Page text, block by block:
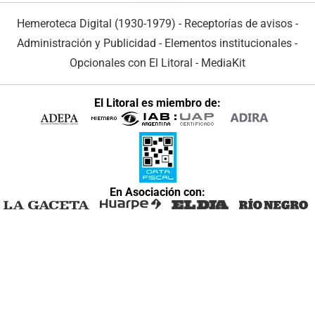
Hemeroteca Digital (1930-1979) - Receptorías de avisos -
Administración y Publicidad - Elementos institucionales -
Opcionales con El Litoral - MediaKit
El Litoral es miembro de:
En Asociación con: